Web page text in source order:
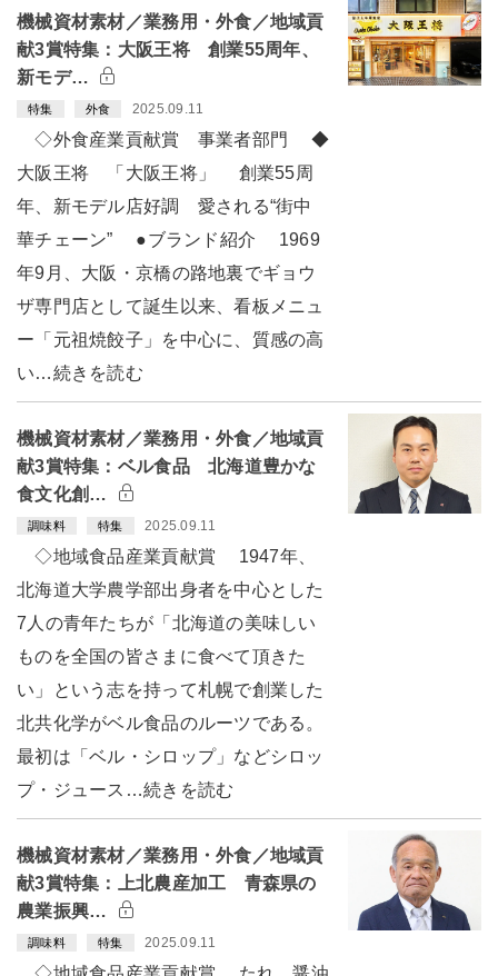
機械資材素材／業務用・外食／地域貢
献3賞特集：大阪王将 創業55周年、
新モデ…
特集 外食 2025.09.11
◇外食産業貢献賞 事業者部門 ◆
大阪王将 「大阪王将」 創業55周
年、新モデル店好調 愛される“街中
華チェーン” ●ブランド紹介 1969
年9月、大阪・京橋の路地裏でギョウ
ザ専門店として誕生以来、看板メニュ
ー「元祖焼餃子」を中心に、質感の高
い…続きを読む
機械資材素材／業務用・外食／地域貢
献3賞特集：ベル食品 北海道豊かな
食文化創…
調味料 特集 2025.09.11
◇地域食品産業貢献賞 1947年、
北海道大学農学部出身者を中心とした
7人の青年たちが「北海道の美味しい
ものを全国の皆さまに食べて頂きた
い」という志を持って札幌で創業した
北共化学がベル食品のルーツである。
最初は「ベル・シロップ」などシロッ
プ・ジュース…続きを読む
機械資材素材／業務用・外食／地域貢
献3賞特集：上北農産加工 青森県の
農業振興…
調味料 特集 2025.09.11